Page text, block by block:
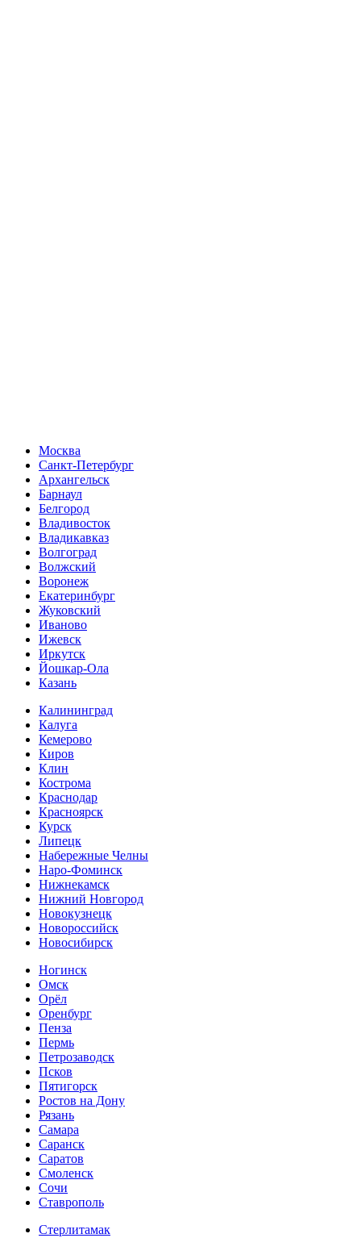
Москва
Санкт-Петербург
Архангельск
Барнаул
Белгород
Владивосток
Владикавказ
Волгоград
Волжский
Воронеж
Екатеринбург
Жуковский
Иваново
Ижевск
Иркутск
Йошкар-Ола
Казань
Калининград
Калуга
Кемерово
Киров
Клин
Кострома
Краснодар
Красноярск
Курск
Липецк
Набережные Челны
Наро-Фоминск
Нижнекамск
Нижний Новгород
Новокузнецк
Новороссийск
Новосибирск
Ногинск
Омск
Орёл
Оренбург
Пенза
Пермь
Петрозаводск
Псков
Пятигорск
Ростов на Дону
Рязань
Самара
Саранск
Саратов
Смоленск
Сочи
Ставрополь
Стерлитамак